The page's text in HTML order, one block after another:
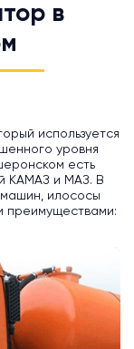
в
используется
уровня
есть
КАМАЗ и МАЗ. В
машин, илососы
преимуществами: